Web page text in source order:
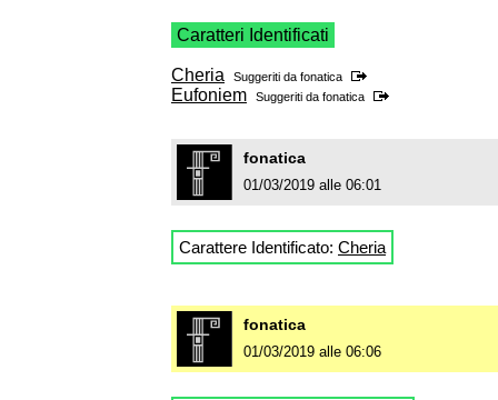
Caratteri Identificati
Cheria Suggeriti da fonatica
Eufoniem Suggeriti da fonatica
fonatica
01/03/2019 alle 06:01
Carattere Identificato: Cheria
fonatica
01/03/2019 alle 06:06